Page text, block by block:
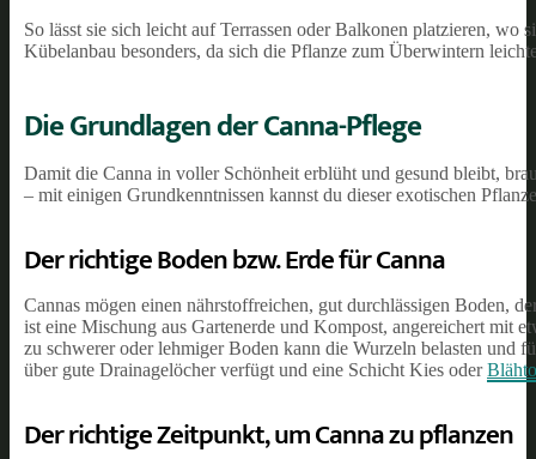
So lässt sie sich leicht auf Terrassen oder Balkonen platzieren,
Kübelanbau besonders, da sich die Pflanze zum Überwintern
Die Grundlagen der Canna-Pflege
Damit die Canna in voller Schönheit erblüht und gesund bleibt,
– mit einigen Grundkenntnissen kannst du dieser exotischen
Der richtige Boden bzw. Erde für Canna
Cannas mögen einen nährstoffreichen, gut durchlässigen Boden,
ist eine Mischung aus Gartenerde und Kompost, angereichert mit
zu schwerer oder lehmiger Boden kann die Wurzeln belasten und
über gute Drainagelöcher verfügt und eine Schicht Kies oder
Der richtige Zeitpunkt, um Canna zu pflanzen